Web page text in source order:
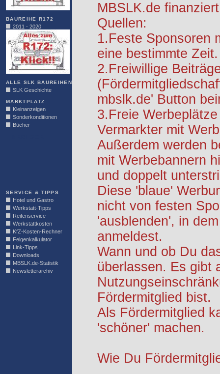
BAUREIHE R172
2011 - 2020
ALLE SLK BAUREIHEN
SLK Geschichte
MARKTPLATZ
Kleinanzeigen
Sonderkonditionen
Bücher
SERVICE & TIPPS
Hotel und Gastro
Werkstatt-Tipps
Reifenservice
Werkstattkosten
KfZ-Kosten-Rechner
Felgenkalkulator
Link-Tipps
Downloads
MBSLK.de-Statistik
Newsletterarchiv
MBSLK.de
Quellen:
1.Feste Sponsoren
eine bestimmte Zeit.
2.Freiwillige
mbslk.de' Button
3.Freie
Vermarkter mit
Außerdem werden
mit Werbebannern
und doppelt
Diese 'blaue'
nicht von festen
'ausblenden', in
anmeldest.
Wann und ob Du
überlassen. Es gibt
Fördermitglied bist.
Als Fördermitglied
'schöner' machen.
Wie Du